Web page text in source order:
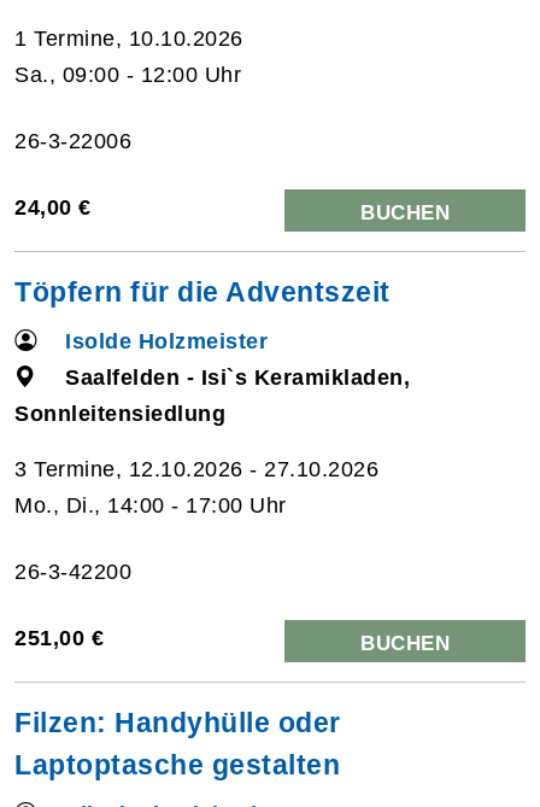
1 Termine, 10.10.2026
Sa., 09:00 - 12:00 Uhr
26-3-22006
24,00 € BUCHEN
Töpfern für die Adventszeit
Isolde Holzmeister
Saalfelden - Isi`s Keramikladen,
Sonnleitensiedlung
3 Termine, 12.10.2026 - 27.10.2026
Mo., Di., 14:00 - 17:00 Uhr
26-3-42200
251,00 € BUCHEN
Filzen: Handyhülle oder
Laptoptasche gestalten